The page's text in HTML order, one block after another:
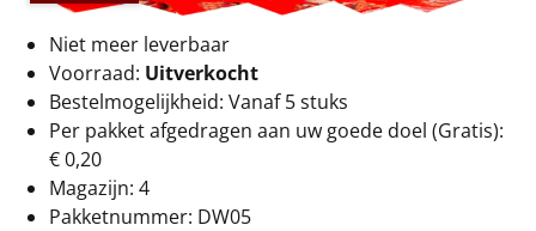
Thema
Origineel
Rituals
Luxe
Niet meer leverbaar
Voorraad: Uitverkocht
Bestelmogelijkheid: Vanaf 5 stuks
Per pakket afgedragen aan uw goede doel (Gratis):
€ 0,20
Magazijn: 4
Pakketnummer: DW05